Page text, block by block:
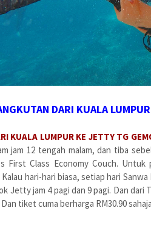
DARI KUALA
KUALA LUMPUR KE JETTY TG
jam 12 tengah malam, dan tiba
First Class Economy Couch.
Kalau hari-hari biasa, setiap hari
Jetty jam 4 pagi dan 9 pagi. Dan
tiket cuma berharga RM30.90